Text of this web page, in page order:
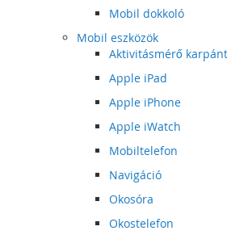
Mobil dokkoló
Mobil eszközök
Aktivitásmérő karpánt
Apple iPad
Apple iPhone
Apple iWatch
Mobiltelefon
Navigáció
Okosóra
Okostelefon